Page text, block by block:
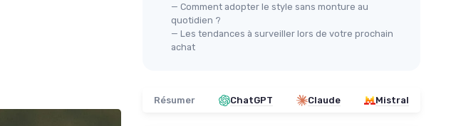
— Comment adopter le style sans monture au
quotidien ?
— Les tendances à surveiller lors de votre prochain
achat
Résumer ChatGPT Claude Mistral